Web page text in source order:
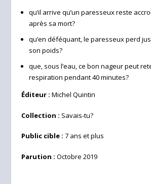
qu’il arrive qu’un paresseux reste
après sa mort?
qu’en déféquant, le paresseux perd
son poids?
que, sous l’eau, ce bon nageur peut
respiration pendant 40 minutes?
Éditeur : Michel Quintin
Collection : Savais-tu?
Public cible : 7 ans et plus
Parution : Octobre 2019